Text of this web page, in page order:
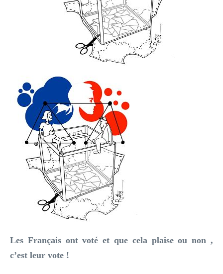
Les Français ont voté et que cela plaise ou non ,
c’est leur vote !